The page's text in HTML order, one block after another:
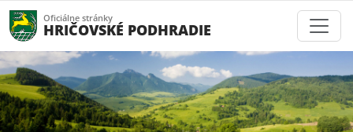
Oficiálne stránky
HRIČOVSKÉ PODHRADIE